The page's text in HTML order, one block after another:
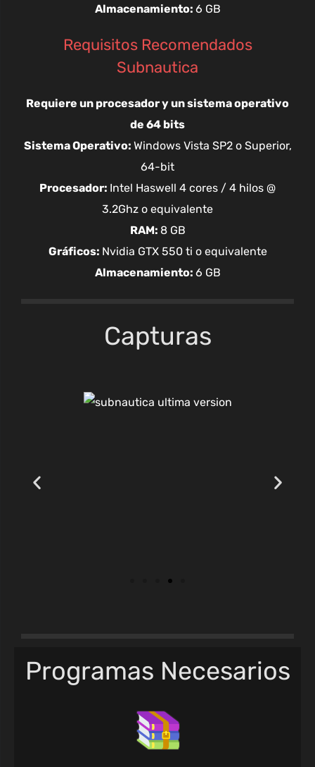
Almacenamiento: 6 GB
Requisitos Recomendados
Subnautica
Requiere un procesador y un sistema operativo
de 64 bits
Sistema Operativo: Windows Vista SP2 o Superior,
64-bit
Procesador: Intel Haswell 4 cores / 4 hilos @
3.2Ghz o equivalente
RAM: 8 GB
Gráficos: Nvidia GTX 550 ti o equivalente
Almacenamiento: 6 GB
Capturas
Programas Necesarios